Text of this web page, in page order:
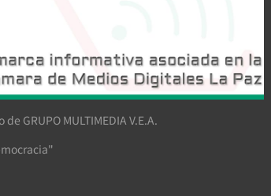
GRUPO MULTIMEDIA V.E.A.